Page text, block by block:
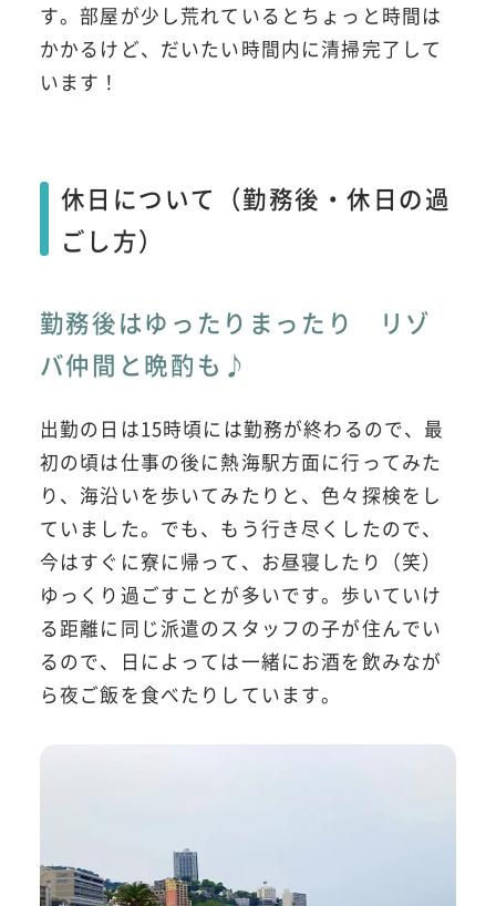
す。部屋が少し荒れているとちょっと時間は
かかるけど、だいたい時間内に清掃完了して
います！
休日について（勤務後・休日の過
ごし方）
勤務後はゆったりまったり リゾ
バ仲間と晩酌も♪
出勤の日は15時頃には勤務が終わるので、最
初の頃は仕事の後に熱海駅方面に行ってみた
り、海沿いを歩いてみたりと、色々探検をし
ていました。でも、もう行き尽くしたので、
今はすぐに寮に帰って、お昼寝したり（笑）
ゆっくり過ごすことが多いです。歩いていけ
る距離に同じ派遣のスタッフの子が住んでい
るので、日によっては一緒にお酒を飲みなが
ら夜ご飯を食べたりしています。